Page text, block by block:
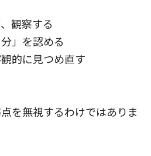
観察する
」を認める
的に見つめ直す
を無視するわけではありま